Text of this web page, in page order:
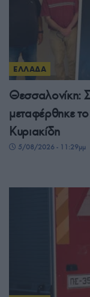
ΕΛΛΑΔΑ
Θεσσαλονίκη:
μεταφέρθηκε
Κυριακίδη
5/08/2026 - 11:29μμ